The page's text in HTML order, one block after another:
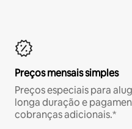
Preços mensais simples
Preços especiais para
longa duração e
cobranças adicionais.*